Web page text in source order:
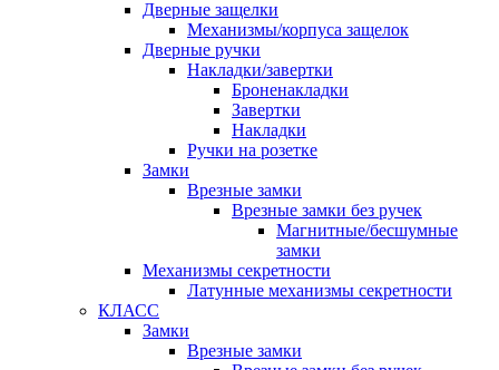
Дверные защелки
Механизмы/корпуса защелок
Дверные ручки
Накладки/завертки
Броненакладки
Завертки
Накладки
Ручки на розетке
Замки
Врезные замки
Врезные замки без ручек
Магнитные/бесшумные
замки
Механизмы секретности
Латунные механизмы секретности
КЛАСС
Замки
Врезные замки